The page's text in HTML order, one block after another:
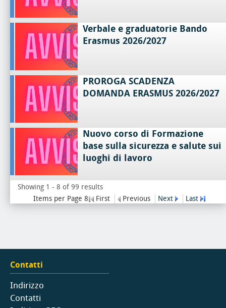
Verbale e graduatorie Bando
Erasmus 2026/2027
PROROGA SCADENZA
DOMANDA ERASMUS 2026/2027
Nuovo corso di Formazione
base sulla sicurezza e salute sui
luoghi di lavoro
Showing 1 - 8 of 99 results
Items per Page 8
First Previous Next Last
Contatti
Indirizzo
Contatti